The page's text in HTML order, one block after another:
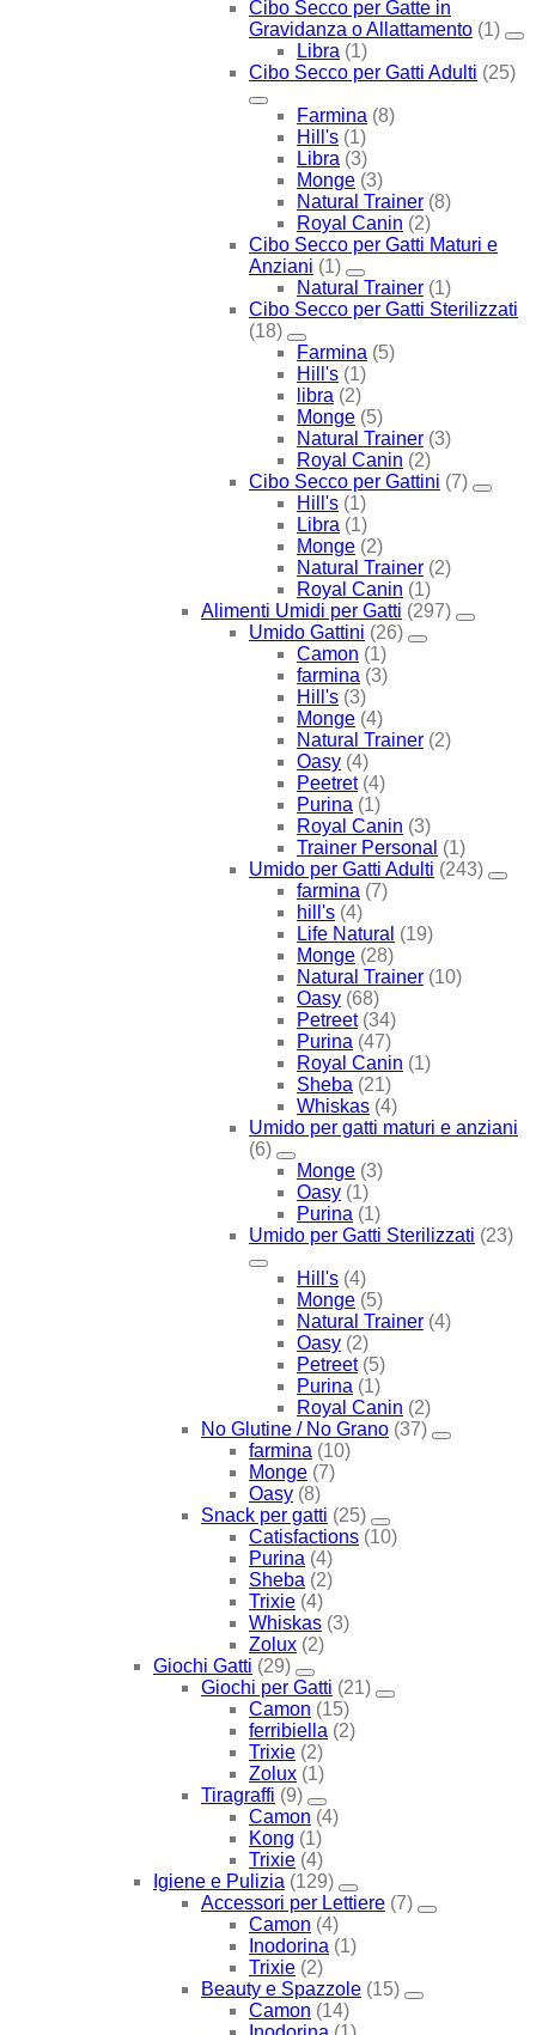
Cibo Secco per Gatte in
Gravidanza o Allattamento (1)
Libra (1)
Cibo Secco per Gatti Adulti (25)
Farmina (8)
Hill's (1)
Libra (3)
Monge (3)
Natural Trainer (8)
Royal Canin (2)
Cibo Secco per Gatti Maturi e
Anziani (1)
Natural Trainer (1)
Cibo Secco per Gatti Sterilizzati
(18)
Farmina (5)
Hill's (1)
libra (2)
Monge (5)
Natural Trainer (3)
Royal Canin (2)
Cibo Secco per Gattini (7)
Hill's (1)
Libra (1)
Monge (2)
Natural Trainer (2)
Royal Canin (1)
Alimenti Umidi per Gatti (297)
Umido Gattini (26)
Camon (1)
farmina (3)
Hill's (3)
Monge (4)
Natural Trainer (2)
Oasy (4)
Peetret (4)
Purina (1)
Royal Canin (3)
Trainer Personal (1)
Umido per Gatti Adulti (243)
farmina (7)
hill's (4)
Life Natural (19)
Monge (28)
Natural Trainer (10)
Oasy (68)
Petreet (34)
Purina (47)
Royal Canin (1)
Sheba (21)
Whiskas (4)
Umido per gatti maturi e anziani
(6)
Monge (3)
Oasy (1)
Purina (1)
Umido per Gatti Sterilizzati (23)
Hill's (4)
Monge (5)
Natural Trainer (4)
Oasy (2)
Petreet (5)
Purina (1)
Royal Canin (2)
No Glutine / No Grano (37)
farmina (10)
Monge (7)
Oasy (8)
Snack per gatti (25)
Catisfactions (10)
Purina (4)
Sheba (2)
Trixie (4)
Whiskas (3)
Zolux (2)
Giochi Gatti (29)
Giochi per Gatti (21)
Camon (15)
ferribiella (2)
Trixie (2)
Zolux (1)
Tiragraffi (9)
Camon (4)
Kong (1)
Trixie (4)
Igiene e Pulizia (129)
Accessori per Lettiere (7)
Camon (4)
Inodorina (1)
Trixie (2)
Beauty e Spazzole (15)
Camon (14)